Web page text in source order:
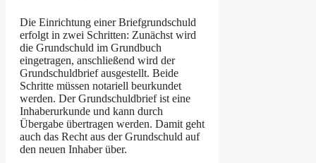
Die Einrichtung einer Briefgrundschuld
erfolgt in zwei Schritten: Zunächst wird
die Grundschuld im Grundbuch
eingetragen, anschließend wird der
Grundschuldbrief ausgestellt. Beide
Schritte müssen notariell beurkundet
werden. Der Grundschuldbrief ist eine
Inhaberurkunde und kann durch
Übergabe übertragen werden. Damit geht
auch das Recht aus der Grundschuld auf
den neuen Inhaber über.